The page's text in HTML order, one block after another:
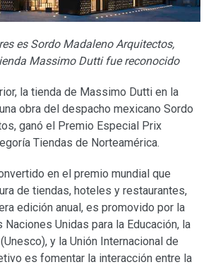
es Sordo Madaleno Arquitectos,
Massimo Dutti fue reconocido
la tienda de Massimo Dutti en la
obra del despacho mexicano Sordo
ganó el Premio Especial Prix
Tiendas de Norteamérica.
en el premio mundial que
de tiendas, hoteles y restaurantes,
edición anual, es promovido por la
Unidas para la Educación, la
y la Unión Internacional de
es fomentar la interacción entre la